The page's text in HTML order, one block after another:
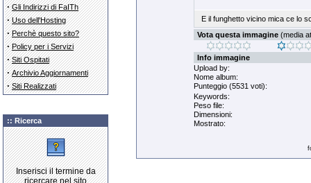
· Gli Indirizzi di FaITh
· Uso dell'Hosting
· Perchè questo sito?
· Policy per i Servizi
· Siti Ospitati
· Archivio Aggiornamenti
· Siti Realizzati
:: Ricerca
Inserisci il termine da
E il funghetto vicino mica ce lo
Vota questa immagine(media
Info immagine
Upload by:
Nome album:
Punteggio (5531 voti):
Keywords:
Peso file:
Dimensioni:
Mostrato: